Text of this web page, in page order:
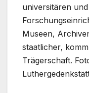
universitären
Museen,
staatlicher,
Trägerschaft.